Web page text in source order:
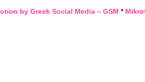
by Greek Social Media – GSM *